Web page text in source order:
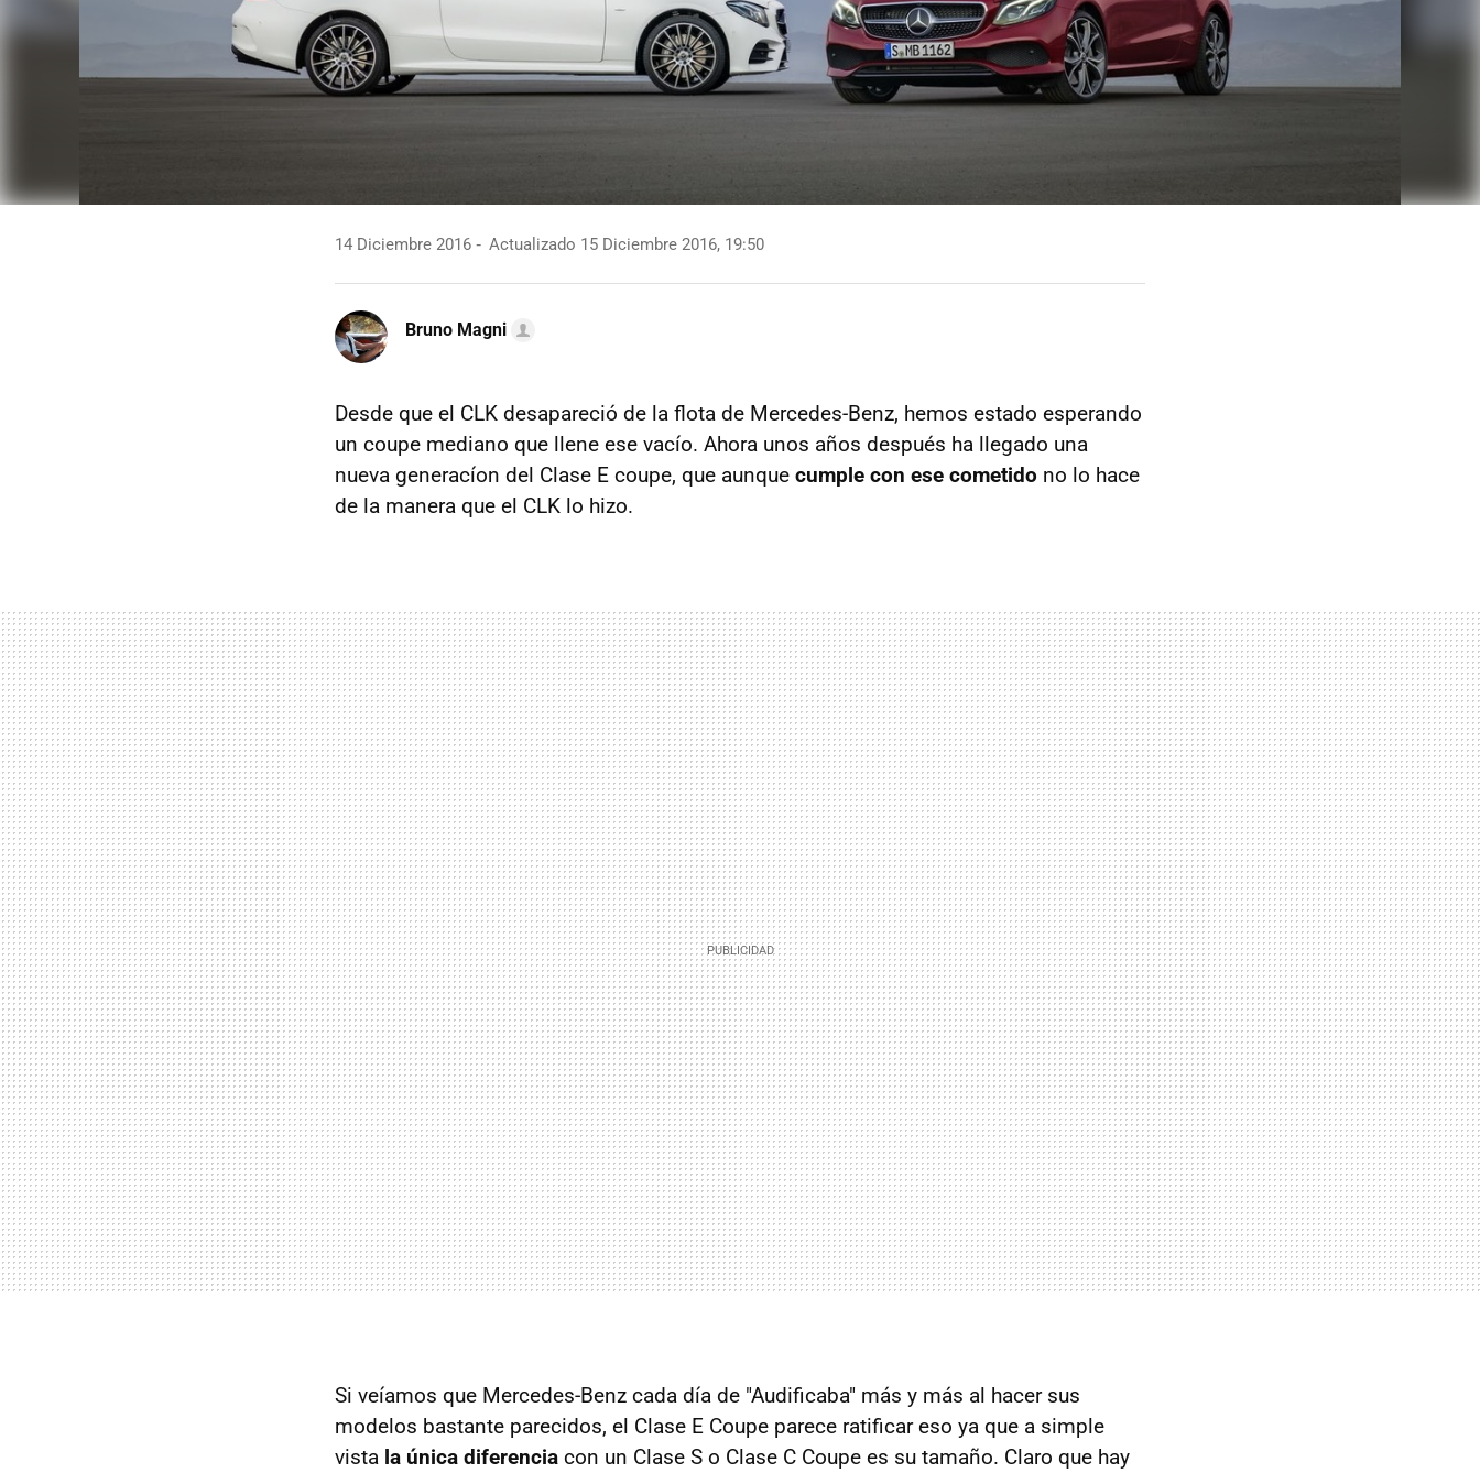
14 Diciembre 2016 Actualizado 15 Diciembre 2016, 19:50
Bruno Magni
Desde que el CLK desapareció de la flota de Mercedes-Benz, hemos estado esperando
un coupe mediano que llene ese vacío. Ahora unos años después ha llegado una
nueva generacíon del Clase E coupe, que aunque cumple con ese cometido no lo hace
de la manera que el CLK lo hizo.
Si veíamos que Mercedes-Benz cada día de "Audificaba" más y más al hacer sus
modelos bastante parecidos, el Clase E Coupe parece ratificar eso ya que a simple
vista la única diferencia con un Clase S o Clase C Coupe es su tamaño. Claro que hay